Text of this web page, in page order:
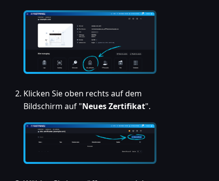
Klicken Sie oben rechts auf dem
Bildschirm auf "Neues Zertifikat".